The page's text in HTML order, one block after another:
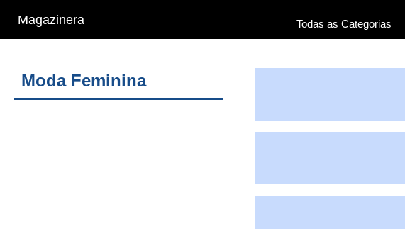
Magazinera Todas as Categorias
Moda Feminina